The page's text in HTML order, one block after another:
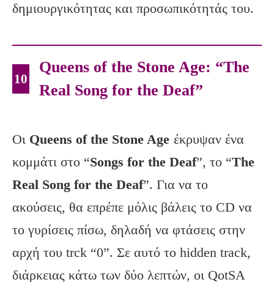
δημιουργικότητας και προσωπικότητάς του.
10
Queens of the Stone Age: “The
Real Song for the Deaf”
Οι Queens of the Stone Age έκρυψαν ένα
κομμάτι στο “Songs for the Deaf”, το “The
Real Song for the Deaf”. Για να το
ακούσεις, θα επρέπε μόλις βάλεις το CD να
το γυρίσεις πίσω, δηλαδή να φτάσεις στην
αρχή του trck “0”. Σε αυτό το hidden track,
διάρκειας κάτω των δύο λεπτών, οι QotSA